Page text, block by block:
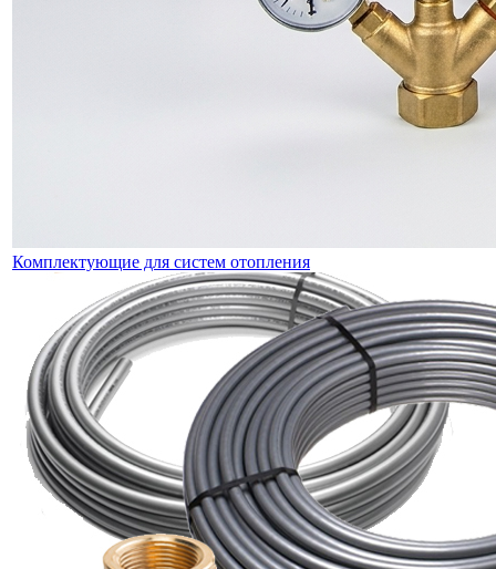
Комплектующие для систем отопления